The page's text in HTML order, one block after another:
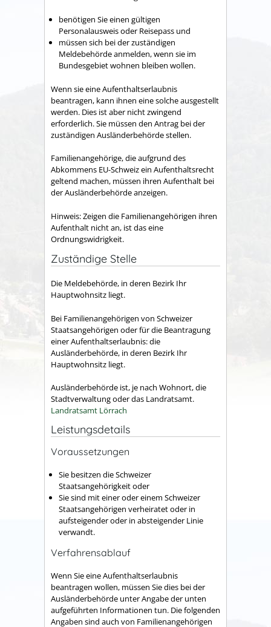
benötigen Sie einen gültigen
Personalausweis oder Reisepass und
müssen sich bei der zuständigen
Meldebehörde anmelden, wenn sie im
Bundesgebiet wohnen bleiben wollen.
Wenn sie eine Aufenthaltserlaubnis
beantragen, kann ihnen eine solche ausgestellt
werden. Dies ist aber nicht zwingend
erforderlich. Sie müssen den Antrag bei der
zuständigen Ausländerbehörde stellen.
Familienangehörige, die aufgrund des
Abkommens EU-Schweiz ein Aufenthaltsrecht
geltend machen, müssen ihren Aufenthalt bei
der Ausländerbehörde anzeigen.
Hinweis: Zeigen die Familienangehörigen ihren
Aufenthalt nicht an, ist das eine
Ordnungswidrigkeit.
Zuständige Stelle
Die Meldebehörde, in deren Bezirk Ihr
Hauptwohnsitz liegt.
Bei Familienangehörigen von Schweizer
Staatsangehörigen oder für die Beantragung
einer Aufenthaltserlaubnis: die
Ausländerbehörde, in deren Bezirk Ihr
Hauptwohnsitz liegt.
Ausländerbehörde ist, je nach Wohnort, die
Stadtverwaltung oder das Landratsamt.
Landratsamt Lörrach
Leistungsdetails
Voraussetzungen
Sie besitzen die Schweizer
Staatsangehörigkeit oder
Sie sind mit einer oder einem Schweizer
Staatsangehörigen verheiratet oder in
aufsteigender oder in absteigender Linie
verwandt.
Verfahrensablauf
Wenn Sie eine Aufenthaltserlaubnis
beantragen wollen, müssen Sie dies bei der
Ausländerbehörde unter Angabe der unten
aufgeführten Informationen tun. Die folgenden
Angaben sind auch von Familienangehörigen